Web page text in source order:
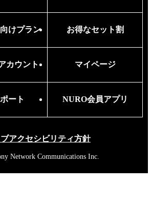
けプラン お得なセット割
カウント マイページ
ート NURO会員アプリ
アクセシビリティ方針
Network Communications Inc.